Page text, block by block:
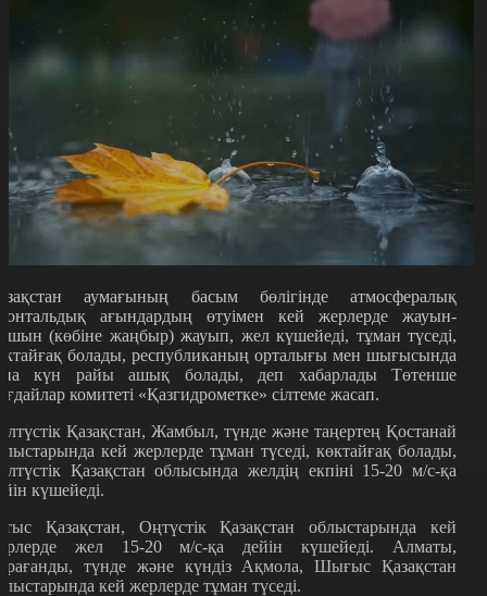
аумағының басым бөлігінде атмосфералық
ағындардың өтуімен кей жерлерде жауын-
(көбіне жаңбыр) жауып, жел күшейеді, тұман түседі,
болады, республиканың орталығы мен шығысында
күн райы ашық болады, деп хабарлады Төтенше
комитеті «Қазгидрометке» сілтеме жасап.
Қазақстан, Жамбыл, түнде және таңертең Қостанай
кей жерлерде тұман түседі, көктайғақ болады,
Қазақстан облысында желдің екпіні 15-20 м/с-қа
күшейеді.
Қазақстан, Оңтүстік Қазақстан облыстарында кей
жел 15-20 м/с-қа дейін күшейеді. Алматы,
түнде және күндіз Ақмола, Шығыс Қазақстан
кей жерлерде тұман түседі.